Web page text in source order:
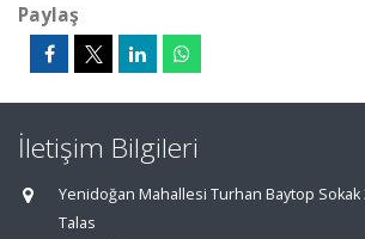
Paylaş
İletişim Bilgileri
Yenidoğan Mahallesi Turhan Baytop Sokak
Talas